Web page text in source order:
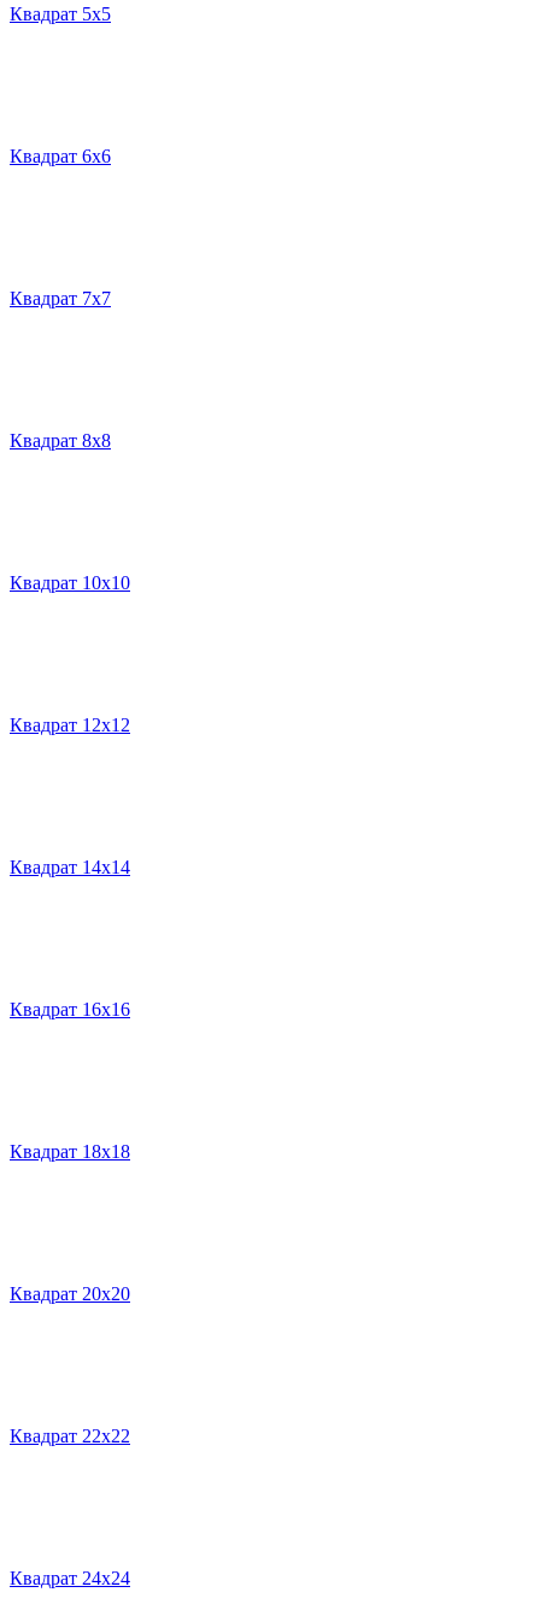
Квадрат 5х5
Квадрат 6х6
Квадрат 7х7
Квадрат 8х8
Квадрат 10х10
Квадрат 12х12
Квадрат 14х14
Квадрат 16х16
Квадрат 18х18
Квадрат 20х20
Квадрат 22х22
Квадрат 24х24